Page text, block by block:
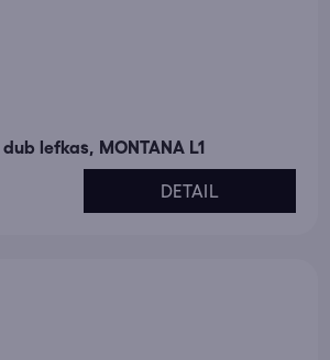
lefkas, MONTANA L1
DETAIL